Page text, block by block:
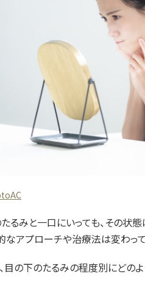
るみと一口にいっても、その状
なアプローチや治療法は変わって
目の下のたるみの程度別にどの